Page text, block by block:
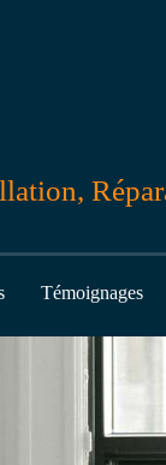
Témoignages